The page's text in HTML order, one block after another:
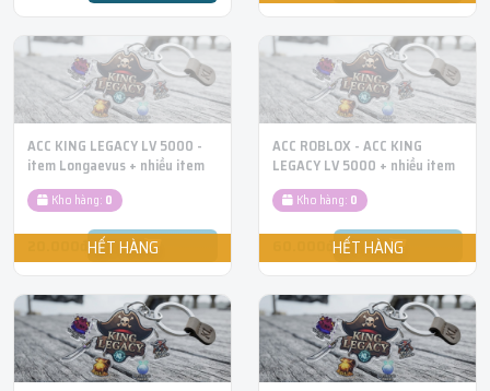
ACC KING LEGACY LV 5000 -
item Longaevus + nhiều item
đỏ khác
Kho hàng: 0
ACC ROBLOX - ACC KING
LEGACY LV 5000 + nhiều item
đỏ khác + TRÁI BỘT RƯƠNG
Kho hàng: 0
60.000đ